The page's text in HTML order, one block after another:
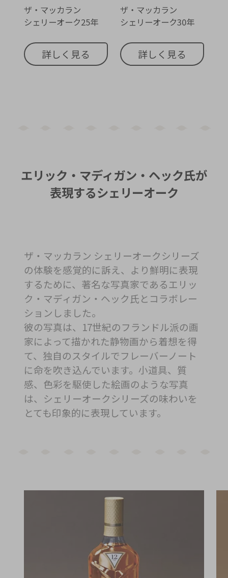
ザ・マッカラン
シェリーオーク25年
詳しく見る
ザ・マッカラン
シェリーオーク30年
詳しく見る
エリック・マディガン・ヘック氏が
表現するシェリーオーク
ザ・マッカラン シェリーオークシリーズ
の体験を感覚的に訴え、より鮮明に表現
するために、著名な写真家であるエリッ
ク・マディガン・ヘック氏とコラボレー
ションしました。
彼の写真は、17世紀のフランドル派の画
家によって描かれた静物画から着想を得
て、独自のスタイルでフレーバーノート
に命を吹き込んでいます。小道具、質
感、色彩を駆使した絵画のような写真
は、シェリーオークシリーズの味わいを
とても印象的に表現しています。